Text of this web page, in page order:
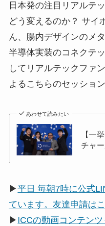
日本発の注目リアルテ
どう変えるのか？ サイ
ん、腸内デザインのメ
半導体実装のコネクテ
してリアルテックファ
よるこちらのセッショ
あわせて読みたい
【一
チャ
▶平日 毎朝7時に公式
ています。友達申請は
▶ ICCの動画コンテン